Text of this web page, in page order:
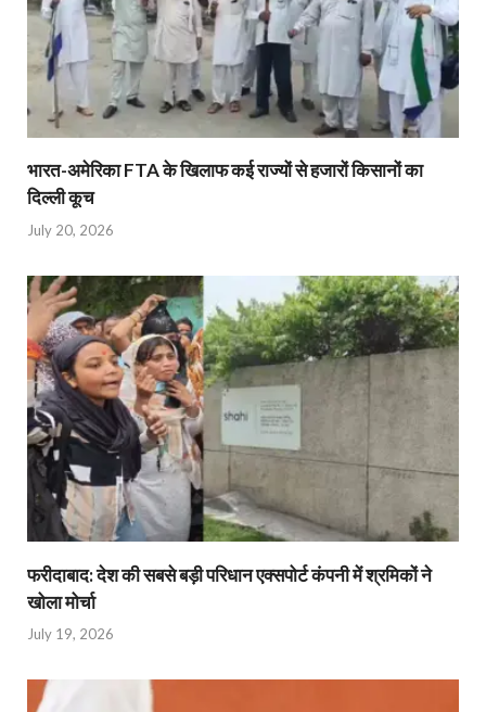
भारत-अमेरिका FTA के खिलाफ कई राज्यों से हजारों किसानों का
दिल्ली कूच
July 20, 2026
फरीदाबाद: देश की सबसे बड़ी परिधान एक्सपोर्ट कंपनी में श्रमिकों ने
खोला मोर्चा
July 19, 2026